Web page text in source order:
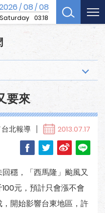
/08/08
Saturday 03:18
要來
北報導 2013.07.17
穩，「西馬隆」颱風又
元，預計只會漲不會
開始影響台東地區，許